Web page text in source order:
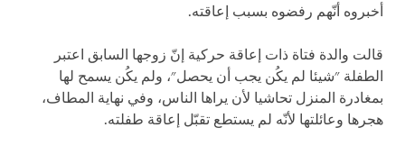
أخبروه أنّهم رفضوه بسبب إعاقته.
قالت والدة فتاة ذات إعاقة حركية إنّ زوجها السابق اعتبر
الطفلة "شيئا لم يكُن يجب أن يحصل"، ولم يكُن يسمح لها
بمغادرة المنزل تحاشيا لأن يراها الناس، وفي نهاية المطاف،
هجرها وعائلتها لأنّه لم يستطع تقبّل إعاقة طفلته.